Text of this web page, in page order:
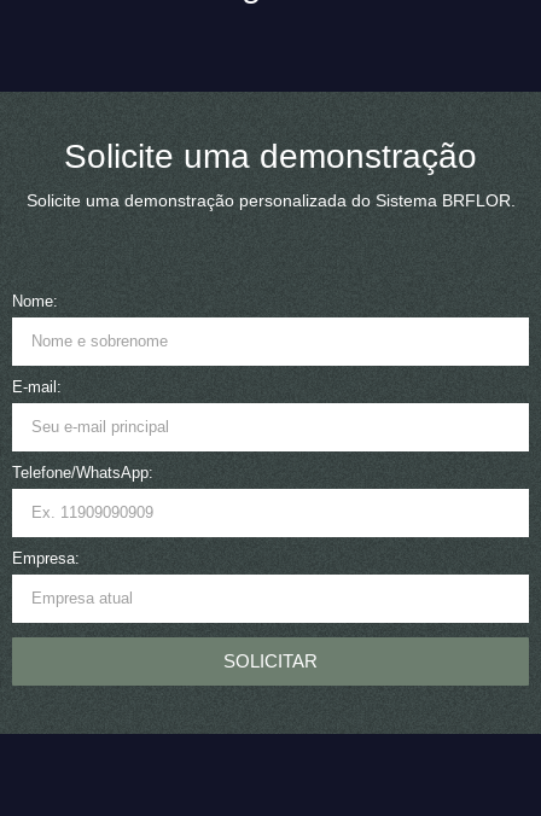
Solicite uma demonstração
Solicite uma demonstração personalizada do Sistema BRFLOR.
Nome:
E-mail:
Telefone/WhatsApp:
Empresa:
SOLICITAR